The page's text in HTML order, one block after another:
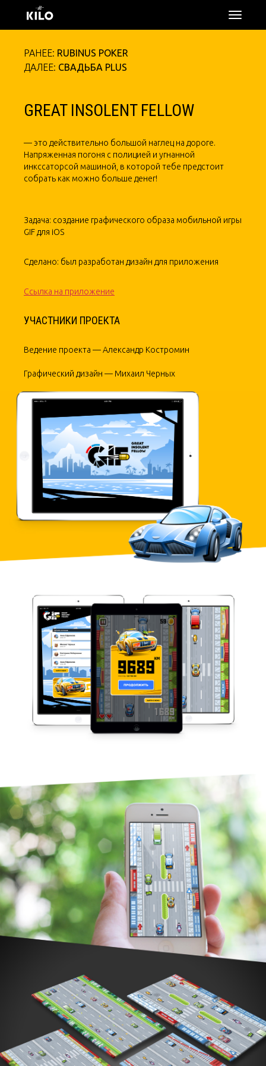
меню
РАНЕЕ: RUBINUS POKER
ДАЛЕЕ: СВАДЬБА PLUS
GREAT INSOLENT FELLOW
—это действительно большой наглец на дороге.
Напряженная погоня с полицией и угнанной
инкссаторсой машиной, в которой тебе предстоит
собрать как можно больше денег!
Задача: создание графического образа мобильной игры
GIF для iOS
Сделано: был разработан дизайн для приложения
Ссылка на приложение
УЧАСТНИКИ ПРОЕКТА
Ведение проекта —Александр Костромин
Графический дизайн — Михаил Черных